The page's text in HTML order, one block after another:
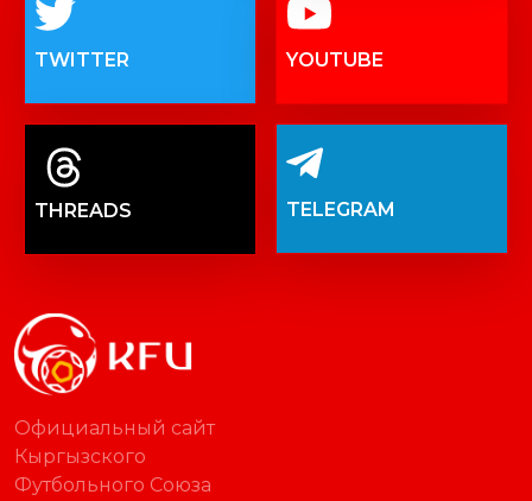
TWITTER YOUTUBE
THREADS TELEGRAM
Официальный сайт
Кыргызского
Футбольного Союза